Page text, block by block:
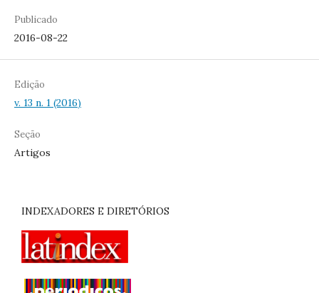
Publicado
2016-08-22
Edição
v. 13 n. 1 (2016)
Seção
Artigos
INDEXADORES E DIRETÓRIOS